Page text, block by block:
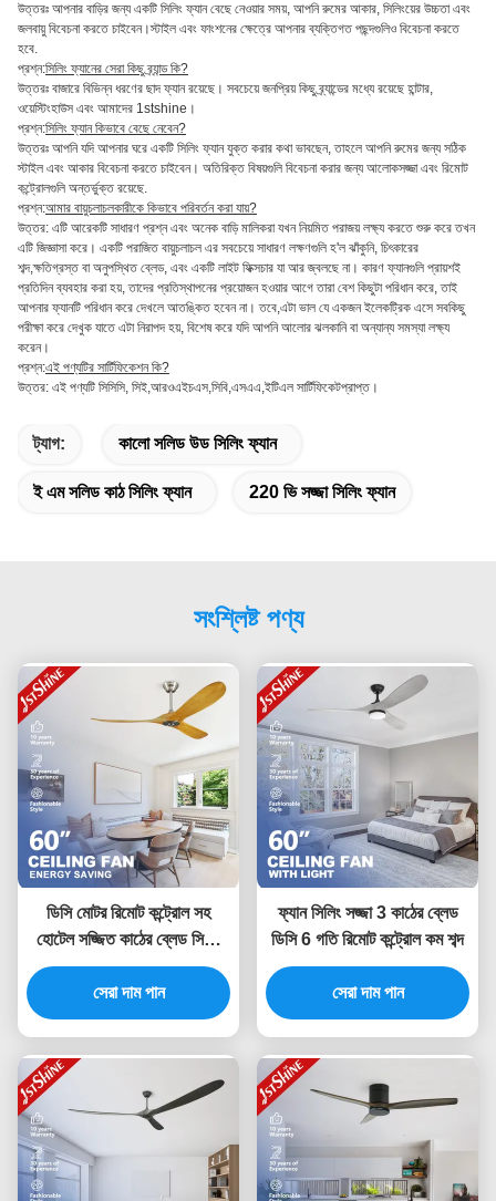
উত্তরঃ আপনার বাড়ির জন্য একটি সিলিং ফ্যান বেছে নেওয়ার সময়, আপনি রুমের আকার, সিলিংয়ের উচ্চতা এবং
জলবায়ু বিবেচনা করতে চাইবেন।স্টাইল এবং ফাংশনের ক্ষেত্রে আপনার ব্যক্তিগত পছন্দগুলিও বিবেচনা করতে
হবে.
প্রশ্ন:সিলিং ফ্যানের সেরা কিছু ব্র্যান্ড কি?
উত্তরঃ বাজারে বিভিন্ন ধরণের ছাদ ফ্যান রয়েছে। সবচেয়ে জনপ্রিয় কিছু ব্র্যান্ডের মধ্যে রয়েছে হান্টার,
ওয়েস্টিংহাউস এবং আমাদের 1stshine।
প্রশ্ন:সিলিং ফ্যান কিভাবে বেছে নেবেন?
উত্তরঃ আপনি যদি আপনার ঘরে একটি সিলিং ফ্যান যুক্ত করার কথা ভাবছেন, তাহলে আপনি রুমের জন্য সঠিক
স্টাইল এবং আকার বিবেচনা করতে চাইবেন। অতিরিক্ত বিষয়গুলি বিবেচনা করার জন্য আলোকসজ্জা এবং রিমোট
কন্ট্রোলগুলি অন্তর্ভুক্ত রয়েছে.
প্রশ্ন:আমার বায়ুচলাচলকারীকে কিভাবে পরিবর্তন করা যায়?
উত্তর: এটি আরেকটি সাধারণ প্রশ্ন এবং অনেক বাড়ি মালিকরা যখন নিয়মিত পরাজয় লক্ষ্য করতে শুরু করে তখন
এটি জিজ্ঞাসা করে। একটি পরাজিত বায়ুচলাচল এর সবচেয়ে সাধারণ লক্ষণগুলি হ'ল ঝাঁকুনি, চিৎকারের
শব্দ,ক্ষতিগ্রস্ত বা অনুপস্থিত ব্লেড, এবং একটি লাইট ফিক্সচার যা আর জ্বলছে না। কারণ ফ্যানগুলি প্রায়শই
প্রতিদিন ব্যবহার করা হয়, তাদের প্রতিস্থাপনের প্রয়োজন হওয়ার আগে তারা বেশ কিছুটা পরিধান করে, তাই
আপনার ফ্যানটি পরিধান করে দেখলে আতঙ্কিত হবেন না। তবে,এটা ভাল যে একজন ইলেকট্রিক এসে সবকিছু
পরীক্ষা করে দেখুক যাতে এটা নিরাপদ হয়, বিশেষ করে যদি আপনি আলোর ঝলকানি বা অন্যান্য সমস্যা লক্ষ্য
করেন।
প্রশ্ন:এই পণ্যটির সার্টিফিকেশন কি?
উত্তর: এই পণ্যটি সিসিসি, সিই,আরওএইচএস,সিবি,এসএএ,ইটিএল সার্টিফিকেটপ্রাপ্ত।
ট্যাগ: কালো সলিড উড সিলিং ফ্যান
ই এম সলিড কাঠ সিলিং ফ্যান 220 ভি সজ্জা সিলিং ফ্যান
সংশ্লিষ্ট পণ্য
ডিসি মোটর রিমোট কন্ট্রোল সহ
হোটেল সজ্জিত কাঠের ব্লেড সিলিং
ফ্যান
সেরা দাম পান
ফ্যান সিলিং সজ্জা 3 কাঠের ব্লেড
ডিসি 6 গতি রিমোট কন্ট্রোল কম শব্দ
সেরা দাম পান